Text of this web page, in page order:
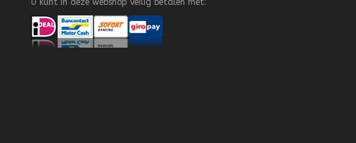
U kunt in deze webshop veilig betalen met: